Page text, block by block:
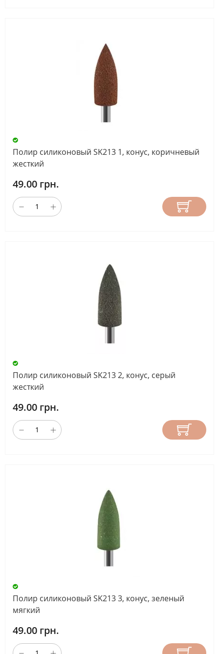
Полир силиконовый SK213 1, конус, коричневый
жесткий
49.00 грн.
Полир силиконовый SK213 2, конус, серый
жесткий
49.00 грн.
Полир силиконовый SK213 3, конус, зеленый
мягкий
49.00 грн.